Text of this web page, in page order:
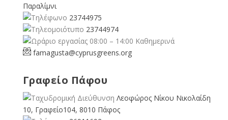
Παραλίμνι
23744975
23744974
08:00 – 14:00 Καθημερινά
famagusta@cyprusgreens.org
Γραφείο Πάφου
Λεοφώρος Νίκου Νικολαίδη
10, Γραφείο104, 8010 Πάφος